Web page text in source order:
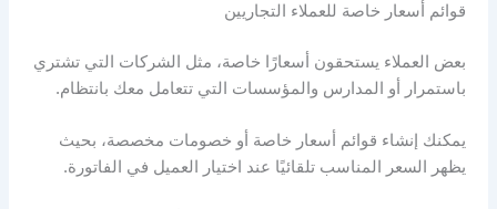
قوائم أسعار خاصة للعملاء التجاريين
بعض العملاء يستحقون أسعارًا خاصة، مثل الشركات التي تشتري
باستمرار أو المدارس والمؤسسات التي تتعامل معك بانتظام.
يمكنك إنشاء قوائم أسعار خاصة أو خصومات مخصصة، بحيث
يظهر السعر المناسب تلقائيًا عند اختيار العميل في الفاتورة.